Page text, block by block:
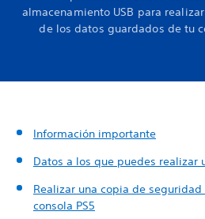
almacenamiento USB para
de los datos guardados de tu
Información importante
Datos a los que puedes realizar
Realizar una copia de
consola PS5